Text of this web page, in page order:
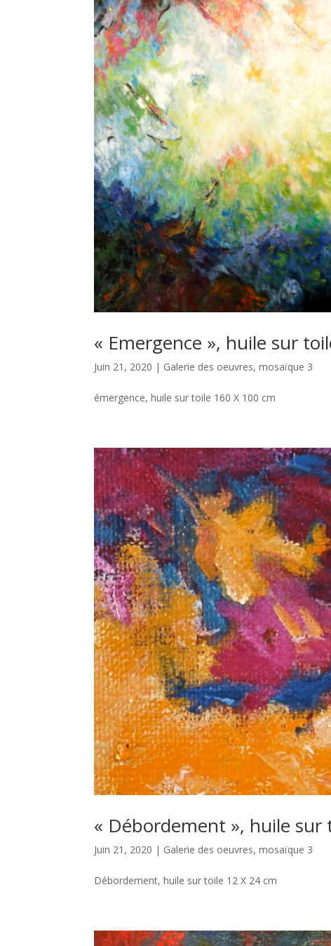
« Emergence », huile sur
Juin 21, 2020 | Galerie des oeuvres,mosaïque 3
émergence, huile sur toile 160 X 100 cm
« Débordement », huile sur
Juin 21, 2020 | Galerie des oeuvres,mosaïque 3
Débordement, huile sur toile 12 X 24 cm